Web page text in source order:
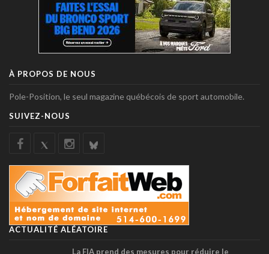
À PROPOS DE NOUS
Pole-Position, le seul magazine québécois de sport automobile.
SUIVEZ-NOUS
ACTUALITÉ ALÉATOIRE
La FIA prend des mesures pour réduire le